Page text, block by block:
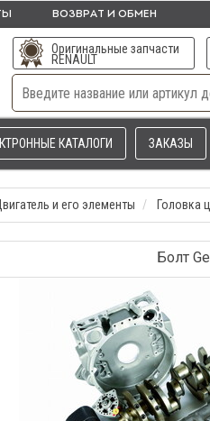
ВОЗВРАТ И ОБМЕН
Оригинальные запчасти
RENAULT
КАТАЛОГИ ЗАКАЗЫ
и его элементы Головка
Болт